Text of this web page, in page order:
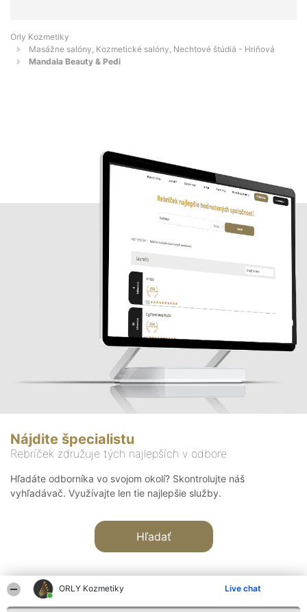
ORLY Kozmetiky Live chat
Orly Kozmetiky
Masážne salóny, Kozmetické salóny, Nechtové štúdiá - Hriňová
Mandala Beauty & Pedi
Nájdite špecialistu
Rebríček združuje tých najlepších v odbore
Hľadáte odborníka vo svojom okolí? Skontrolujte náš
vyhľadávač. Využívajte len tie najlepšie služby.
Hľadať